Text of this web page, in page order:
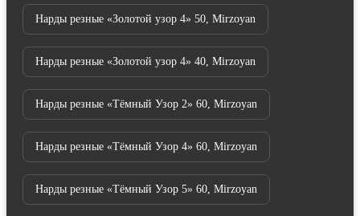
Нарды резные «Золотой узор 4» 50, Mirzoyan
Нарды резные «Золотой узор 4» 40, Mirzoyan
Нарды резные «Тёмный Узор 2» 60, Mirzoyan
Нарды резные «Тёмный Узор 4» 60, Mirzoyan
Нарды резные «Тёмный Узор 5» 60, Mirzoyan